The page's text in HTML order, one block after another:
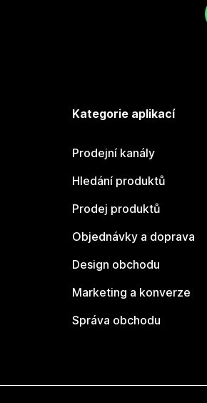
Kategorie aplikací
Prodejní kanály
Hledání produktů
Prodej produktů
Objednávky a doprava
Design obchodu
Marketing a konverze
Správa obchodu